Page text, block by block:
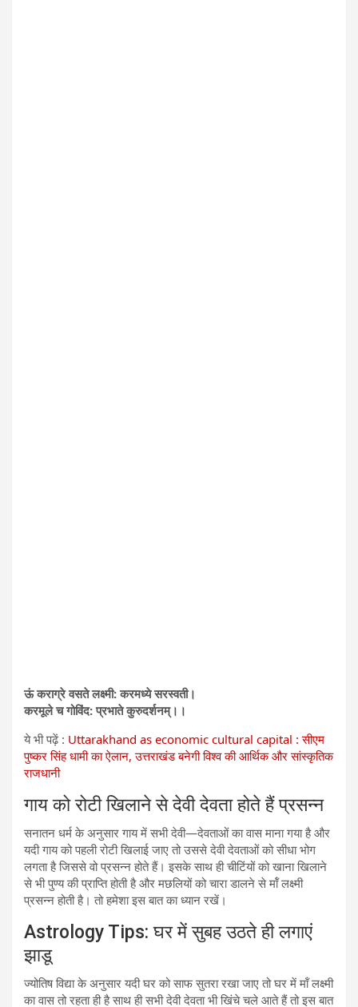
ऊं कराग्रे वसते लक्ष्‍मी: करमध्‍ये सरस्‍वती।
करमूले च गोविंद: प्रभाते कुरुदर्शनम्।।
ये भी पढ़ें : Uttarakhand as economic cultural capital : सीएम
पुष्कर सिंह धामी का ऐलान, उत्तराखंड बनेगी विश्व की आर्थिक और सांस्कृतिक
राजधानी
गाय को रोटी खिलाने से देवी देवता होते हैं प्रसन्न
सनातन धर्म के अनुसार गाय में सभी देवी—देवताओं का वास माना गया है और
यदी गाय को पहली रोटी खिलाई जाए तो उससे देवी देवताओं को सीधा भोग
लगता है जिससे वो प्रसन्न होते हैं। इसके साथ ही चीटिंयों को खाना खिलाने
से भी पुण्य की प्राप्ति होती है और मछलियों को चारा डालने से मॉंं लक्ष्मी
प्रसन्न होती है। तो हमेशा इस बात का ध्यान रखें।
Astrology Tips: घर में सुबह उठते ही लगाएं
झाडू
ज्योतिष विद्या के अनुसार यदी घर को साफ सुतरा रखा जाए तो घर में मॉं लक्ष्मी
का वास तो रहता ही है साथ ही सभी देवी देवता भी खिंचे चले आते हैं तो इस बात